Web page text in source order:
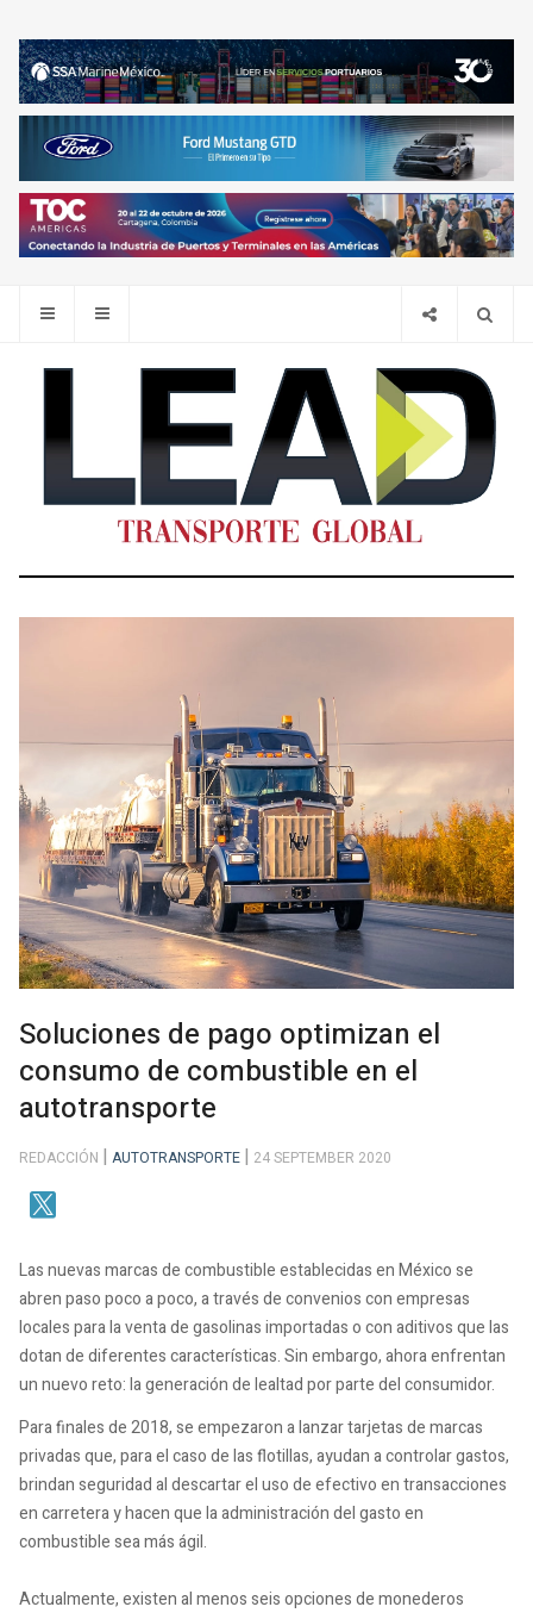
Soluciones de pago optimizan el
consumo de combustible en el
autotransporte
REDACCIÓN AUTOTRANSPORTE 24 SEPTEMBER 2020
Las nuevas marcas de combustible establecidas en México se
abren paso poco a poco, a través de convenios con empresas
locales para la venta de gasolinas importadas o con aditivos que las
dotan de diferentes características. Sin embargo, ahora enfrentan
un nuevo reto: la generación de lealtad por parte del consumidor.
Para finales de 2018, se empezaron a lanzar tarjetas de marcas
privadas que, para el caso de las flotillas, ayudan a controlar gastos,
brindan seguridad al descartar el uso de efectivo en transacciones
en carretera y hacen que la administración del gasto en
combustible sea más ágil.
Actualmente, existen al menos seis opciones de monederos